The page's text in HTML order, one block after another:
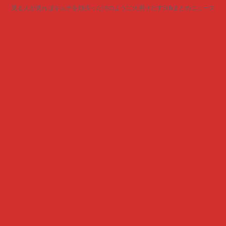
見る人が見ればキムチを頬張った時のように火照りだす5chまとめニュース